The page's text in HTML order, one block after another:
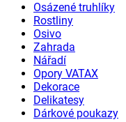
Osázené truhlíky
Rostliny
Osivo
Zahrada
Nářadí
Opory VATAX
Dekorace
Delikatesy
Dárkové poukazy